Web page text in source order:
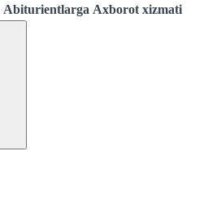
Abiturientlarga Axborot xizmati